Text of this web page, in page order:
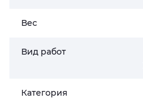
Вес
Вид работ
Категория